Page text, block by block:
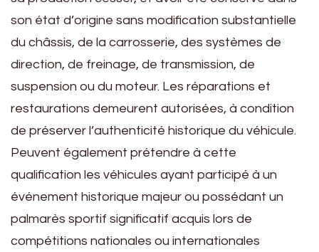
son état d’origine sans modification substantielle
du châssis, de la carrosserie, des systèmes de
direction, de freinage, de transmission, de
suspension ou du moteur. Les réparations et
restaurations demeurent autorisées, à condition
de préserver l’authenticité historique du véhicule.
Peuvent également prétendre à cette
qualification les véhicules ayant participé à un
événement historique majeur ou possédant un
palmarès sportif significatif acquis lors de
compétitions nationales ou internationales